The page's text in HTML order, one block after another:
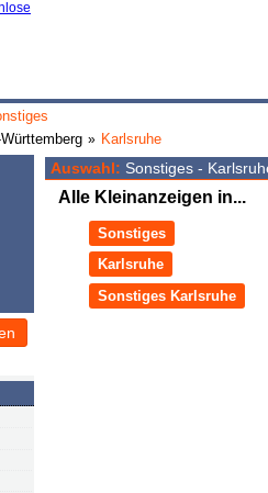
» Karlsruhe
Auswahl: Sonstiges -
Alle Kleinanzeigen in...
Sonstiges
Karlsruhe
Sonstiges Karlsruhe